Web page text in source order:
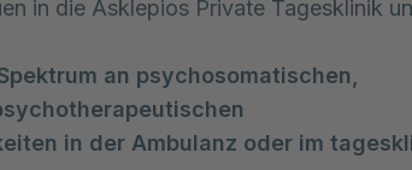
in die Asklepios Private Tagesklinik
an psychosomatischen,
in der Ambulanz oder im